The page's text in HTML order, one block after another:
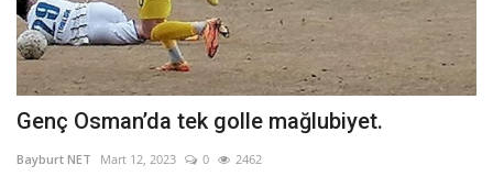
Genç Osman’da tek golle mağlubiyet.
Bayburt NET Mart 12, 2023 0 2462